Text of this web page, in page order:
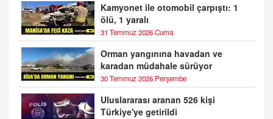
Kamyonet ile otomobil çarpıştı: 1
ölü, 1 yaralı
31 Temmuz 2026 Cuma
Orman yangınına havadan ve
karadan müdahale sürüyor
30 Temmuz 2026 Perşembe
Uluslararası aranan 526 kişi
Türkiye'ye getirildi